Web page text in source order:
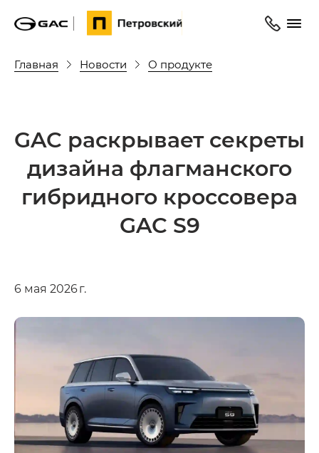
Главная Новости О продукте
GAC раскрывает секреты
дизайна флагманского
гибридного кроссовера
GAC S9
6 мая 2026 г.